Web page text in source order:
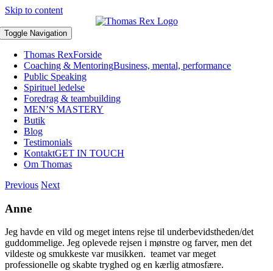
Skip to content
Toggle Navigation
Thomas RexForside
Coaching & MentoringBusiness, mental, performance
Public Speaking
Spirituel ledelse
Foredrag & teambuilding
MEN’S MASTERY
Butik
Blog
Testimonials
KontaktGET IN TOUCH
Om Thomas
Previous Next
Anne
Jeg havde en vild og meget intens rejse til underbevidstheden/det
guddommelige. Jeg oplevede rejsen i mønstre og farver, men det
vildeste og smukkeste var musikken. teamet var meget
professionelle og skabte tryghed og en kærlig atmosfære.